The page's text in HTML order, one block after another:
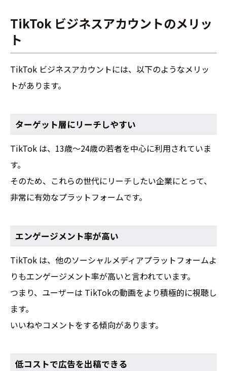
TikTok ビジネスアカウントのメリッ
ト
TikTok ビジネスアカウントには、以下のようなメリッ
トがあります。
ターゲット層にリーチしやすい
TikTok は、13歳～24歳の若者を中心に利用されていま
す。
そのため、これらの世代にリーチしたい企業にとって、
非常に有効なプラットフォームです。
エンゲージメント率が高い
TikTok は、他のソーシャルメディアプラットフォームよ
りもエンゲージメント率が高いと言われています。
つまり、ユーザーは TikTokの動画をより積極的に視聴し
ます。
いいねやコメントをする傾向があります。
低コストで広告を出稿できる